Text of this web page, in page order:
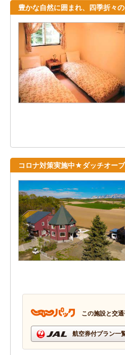
豊かな自然に囲まれ、四季折々
コロナ対策実施中★ダッチオー
この施設と交
航空券付プラン一